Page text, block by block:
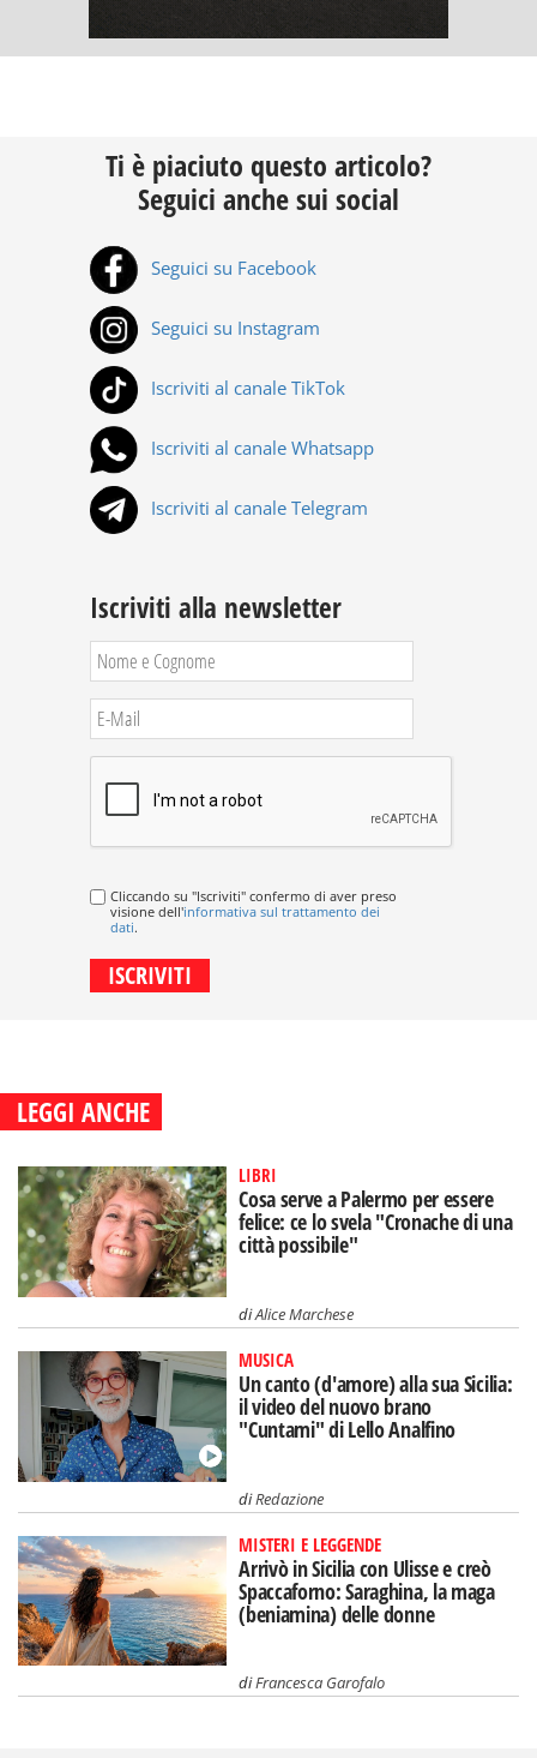
Ti è piaciuto questo articolo?
Seguici anche sui social
Seguici su Facebook
Seguici su Instagram
Iscriviti al canale TikTok
Iscriviti al canale Whatsapp
Iscriviti al canale Telegram
Iscriviti alla newsletter
Cliccando su "Iscriviti" confermo di aver preso
visione dell'informativa sul trattamento dei
dati.
LEGGI ANCHE
LIBRI
Cosa serve a Palermo per essere
felice: ce lo svela "Cronache di una
città possibile"
diAlice Marchese
MUSICA
Un canto (d'amore) alla sua Sicilia:
il video del nuovo brano
"Cuntami" di Lello Analfino
diRedazione
MISTERI E LEGGENDE
Arrivò in Sicilia con Ulisse e creò
Spaccaforno: Saraghina, la maga
(beniamina) delle donne
diFrancesca Garofalo